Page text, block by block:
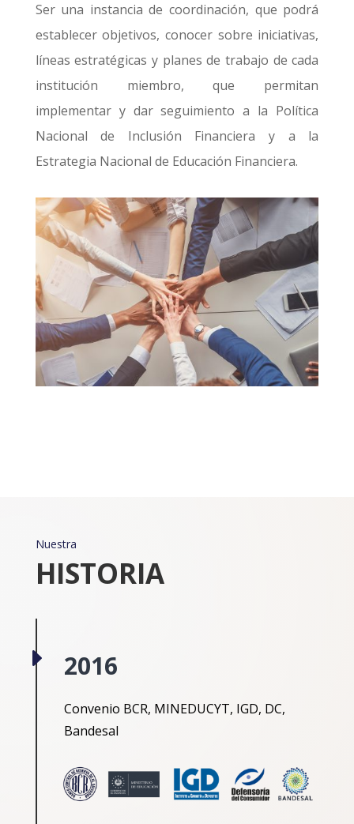
Ser una instancia de coordinación, que podrá
establecer objetivos, conocer sobre iniciativas,
líneas estratégicas y planes de trabajo de cada
institución miembro, que permitan
implementar y dar seguimiento a la Política
Nacional de Inclusión Financiera y a la
Estrategia Nacional de Educación Financiera.
Nuestra
HISTORIA
E 2016
Convenio BCR, MINEDUCYT, IGD, DC,
Bandesal